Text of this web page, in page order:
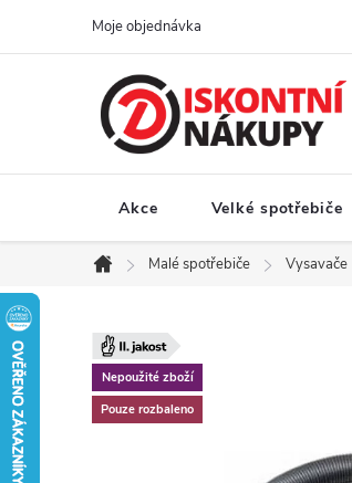
Moje objednávka
Akce Velké spotřebiče
Domů
Malé spotřebiče Vysavače
Nepoužité zboží
Pouze rozbaleno